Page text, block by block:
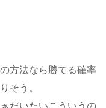
方法なら勝てる確率
そう。